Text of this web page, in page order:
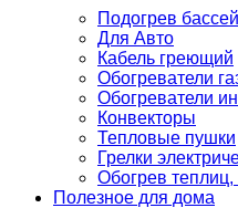
Подогрев
Для Авто
Кабель греющий
Обогреватели
Обогреватели
Конвекторы
Тепловые пушки
Грелки
Обогрев
Полезное для дома